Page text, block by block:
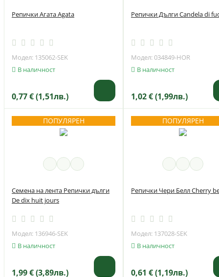
Репички Агата Agata
Модел: 135062-SEK
В наличност
0,77 € (1,51лв.)
Репички Дълги Candela di
Модел: 034849-HOR
В наличност
1,02 € (1,99лв.)
ПОПУЛЯРЕН
Семена на лента Репички дълги
De dix huit jours
Модел: 136946-SEK
В наличност
1,99 € (3,89лв.)
ПОПУЛЯРЕН
Репички Чери Белл Cherry
Модел: 137028-SEK
В наличност
0,61 € (1,19лв.)